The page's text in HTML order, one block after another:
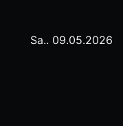
Sa.. 09.05.2026